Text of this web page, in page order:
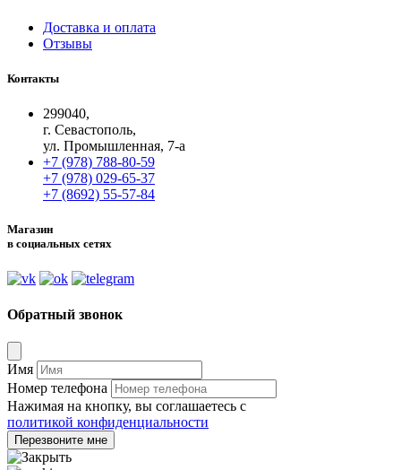
Доставка и оплата
Отзывы
Контакты
299040,
г. Севастополь,
ул. Промышленная, 7-а
+7 (978) 788-80-59
+7 (978) 029-65-37
+7 (8692) 55-57-84
Магазин
в социальных сетях
Обратный звонок
Имя
Номер телефона
Нажимая на кнопку, вы соглашаетесь с
политикой конфиденциальности
Перезвоните мне